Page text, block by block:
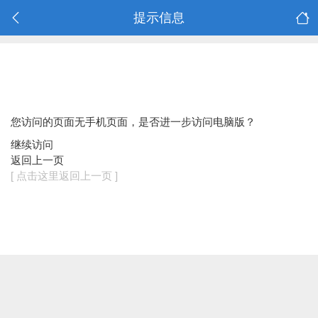
提示信息
您访问的页面无手机页面，是否进一步访问电脑版？
继续访问
返回上一页
[ 点击这里返回上一页 ]